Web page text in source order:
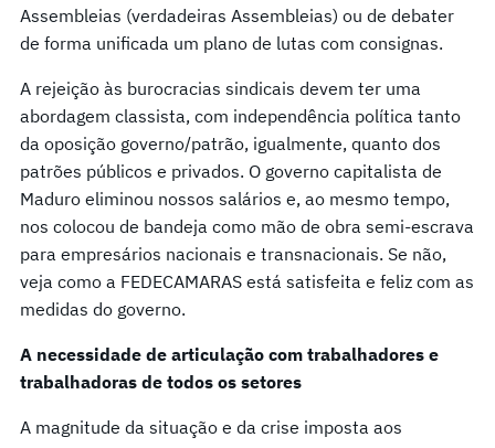
Assembleias (verdadeiras Assembleias) ou de debater
de forma unificada um plano de lutas com consignas.
A rejeição às burocracias sindicais devem ter uma
abordagem classista, com independência política tanto
da oposição governo/patrão, igualmente, quanto dos
patrões públicos e privados. O governo capitalista de
Maduro eliminou nossos salários e, ao mesmo tempo,
nos colocou de bandeja como mão de obra semi-escrava
para empresários nacionais e transnacionais. Se não,
veja como a FEDECAMARAS está satisfeita e feliz com as
medidas do governo.
A necessidade de articulação com trabalhadores e
trabalhadoras de todos os setores
A magnitude da situação e da crise imposta aos